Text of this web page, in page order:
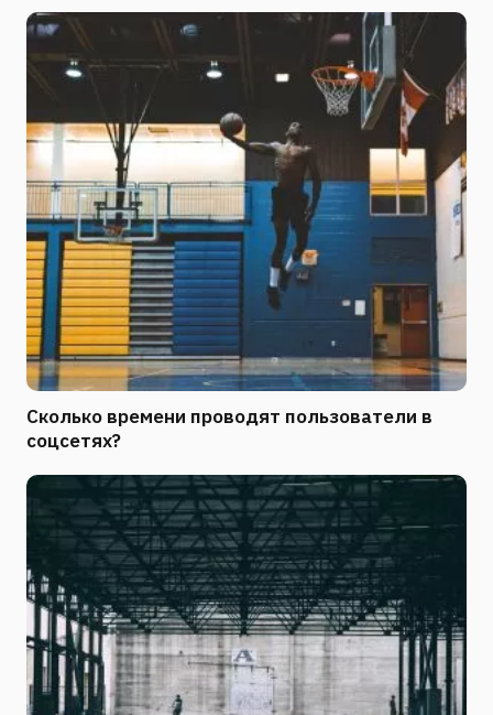
Сколько времени проводят пользователи в
соцсетях?